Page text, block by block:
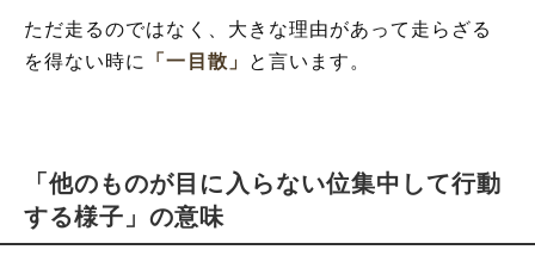
ただ走るのではなく、大きな理由があって走らざる
を得ない時に
「一目散」 と言います。
「他のものが目に入らない位集中して行動
する様子」の意味